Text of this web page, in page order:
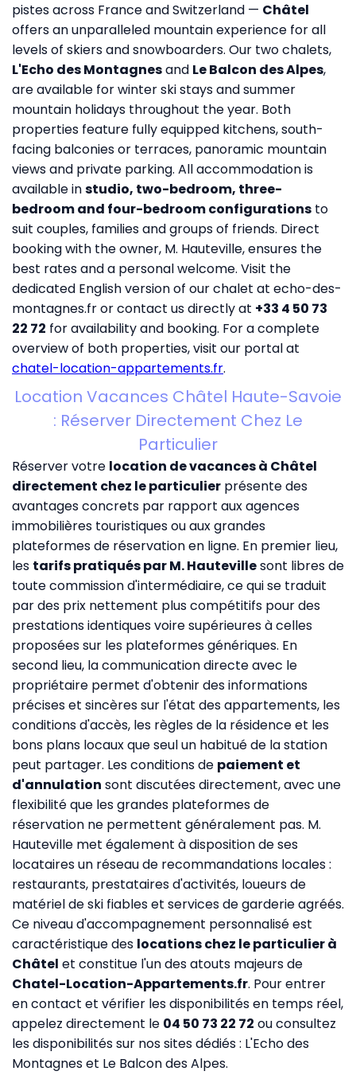
pistes across France and Switzerland — Châtel
offers an unparalleled mountain experience for all
levels of skiers and snowboarders. Our two chalets,
L'Echo des Montagnesand Le Balcon des Alpes,
are available for winter ski stays and summer
mountain holidays throughout the year. Both
properties feature fully equipped kitchens, south-
facing balconies or terraces, panoramic mountain
views and private parking. All accommodation is
available instudio, two-bedroom, three-
bedroom and four-bedroom configurations to
suit couples, families and groups of friends. Direct
booking with the owner, M. Hauteville, ensures the
best rates and a personal welcome. Visit the
dedicated English version of our chalet at echo-des-
montagnes.fror contact us directly at +33 4 50 73
22 72 for availability and booking. For a complete
overview of both properties, visit our portal at
chatel-location-appartements.fr.
Location Vacances Châtel Haute-Savoie
: Réserver Directement Chez Le
Particulier
Réserver votre location de vacances à Châtel
directement chez le particulier présente des
avantages concrets par rapport aux agences
immobilières touristiques ou aux grandes
plateformes de réservation en ligne. En premier lieu,
les tarifs pratiqués par M. Hautevillesont libres de
toute commission d'intermédiaire, ce qui se traduit
par des prix nettement plus compétitifs pour des
prestations identiques voire supérieures à celles
proposées sur les plateformes génériques. En
second lieu, la communication directe avec le
propriétaire permet d'obtenir des informations
précises et sincères sur l'état des appartements, les
conditions d'accès, les règles de la résidence et les
bons plans locaux que seul un habitué de la station
peut partager. Les conditions de paiement et
d'annulation sont discutées directement, avec une
flexibilité que les grandes plateformes de
réservation ne permettent généralement pas. M.
Hauteville met également à disposition de ses
locataires un réseau de recommandations locales :
restaurants, prestataires d'activités, loueurs de
matériel de ski fiables et services de garderie agréés.
Ce niveau d'accompagnement personnalisé est
caractéristique des locations chez le particulier à
Châtel et constitue l'un des atouts majeurs de
Chatel-Location-Appartements.fr. Pour entrer
en contact et vérifier les disponibilités en temps réel,
appelez directement le 04 50 73 22 72 ou consultez
les disponibilités sur nos sites dédiés : L'Echo des
Montagneset Le Balcon des Alpes.